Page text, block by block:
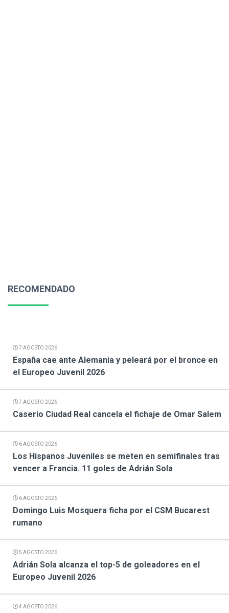
RECOMENDADO
7 AGOSTO 2026
España cae ante Alemania y peleará por el bronce en
el Europeo Juvenil 2026
7 AGOSTO 2026
Caserio Ciudad Real cancela el fichaje de Omar Salem
6 AGOSTO 2026
Los Hispanos Juveniles se meten en semifinales tras
vencer a Francia. 11 goles de Adrián Sola
6 AGOSTO 2026
Domingo Luis Mosquera ficha por el CSM Bucarest
rumano
5 AGOSTO 2026
Adrián Sola alcanza el top-5 de goleadores en el
Europeo Juvenil 2026
4 AGOSTO 2026